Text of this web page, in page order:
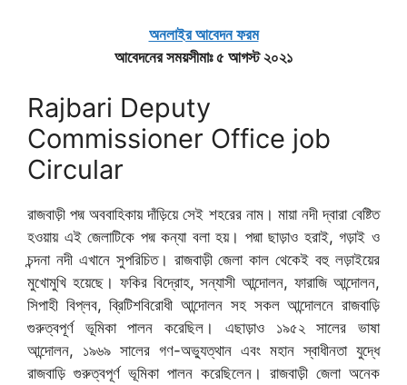
অনলাইর আবেদন ফরম
আবেদনের সময়সীমাঃ ৫ আগস্ট ২০২১
Rajbari Deputy
Commissioner Office job
Circular
রাজবাড়ী পদ্ম অববাহিকায় দাঁড়িয়ে সেই শহরের নাম। মায়া নদী দ্বারা বেষ্টিত
হওয়ায় এই জেলাটিকে পদ্ম কন্যা বলা হয়। পদ্মা ছাড়াও হরাই, গড়াই ও
চন্দনা নদী এখানে সুপরিচিত। রাজবাড়ী জেলা কাল থেকেই বহু লড়াইয়ের
মুখোমুখি হয়েছে। ফকির বিদ্রোহ, সন্যাসী আন্দোলন, ফারাজি আন্দোলন,
সিপাহী বিপ্লব, ব্রিটিশবিরোধী আন্দোলন সহ সকল আন্দোলনে রাজবাড়ি
গুরুত্বপূর্ণ ভূমিকা পালন করেছিল। এছাড়াও ১৯৫২ সালের ভাষা
আন্দোলন, ১৯৬৯ সালের গণ-অভ্যুত্থান এবং মহান স্বাধীনতা যুদ্ধে
রাজবাড়ি গুরুত্বপূর্ণ ভূমিকা পালন করেছিলেন। রাজবাড়ী জেলা অনেক